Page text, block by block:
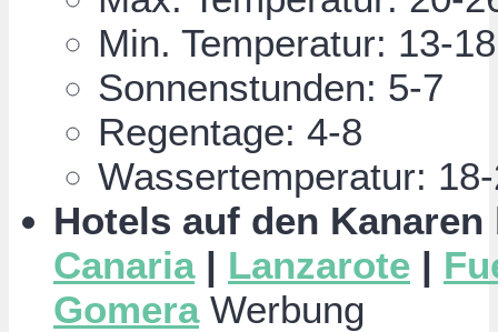
Min. Temperatur: 13-
Sonnenstunden: 5-7
Regentage: 4-8
Wassertemperatur: 18-
Hotels auf den
Canaria| Lanzarote |
Gomera Werbung